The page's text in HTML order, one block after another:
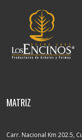
MATRIZ
Carr. Nacional Km 202.5,